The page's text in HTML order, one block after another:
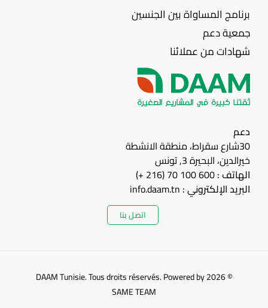
برنامج المساواة بين الجنسين
جمعية دعم
شهادات من عملائنا
دعم
30شارع سقراط، منطقة الانشطة
خيرالدين، البحيرة 3, تونس
الهاتف :600 100 70 (216 +)
البريد الإلكتروني : info.daam.tn
اتصل بنا
© 2026 DAAM Tunisie. Tous droits réservés. Powered by
SAME TEAM